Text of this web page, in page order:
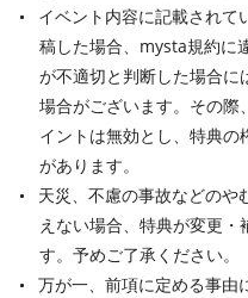
イベント内容に記載されて
稿した場合、mysta規約に
が不適切と判断した場合に
場合がございます。その際
イントは無効とし、特典
があります。
天災、不慮の事故などのや
えない場合、特典が変更・
す。予めご了承ください。
万が一、前項に定める事由